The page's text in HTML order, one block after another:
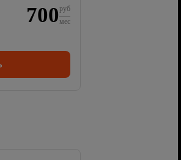
700 руб
мес